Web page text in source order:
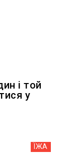
і той
у
ЇЖА